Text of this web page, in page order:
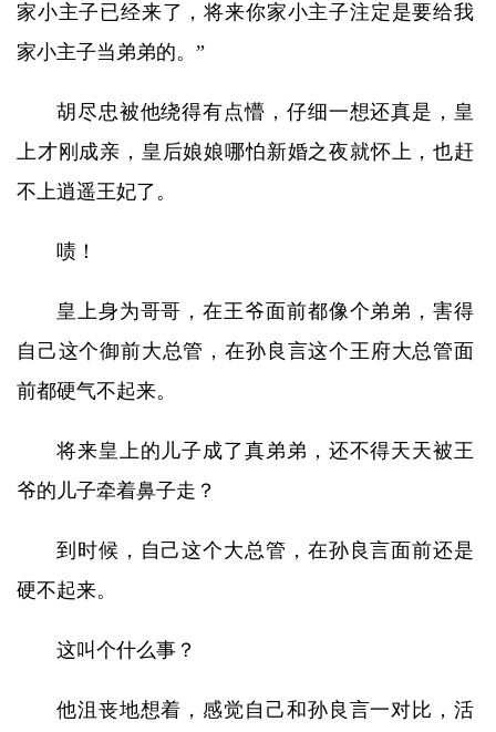
家小主子已经来了，将来你家小主子注定是要给我
家小主子当弟弟的。”
胡尽忠被他绕得有点懵，仔细一想还真是，皇
上才刚成亲，皇后娘娘哪怕新婚之夜就怀上，也赶
不上逍遥王妃了。
啧！
皇上身为哥哥，在王爷面前都像个弟弟，害得
自己这个御前大总管，在孙良言这个王府大总管面
前都硬气不起来。
将来皇上的儿子成了真弟弟，还不得天天被王
爷的儿子牵着鼻子走？
到时候，自己这个大总管，在孙良言面前还是
硬不起来。
这叫个什么事？
他沮丧地想着，感觉自己和孙良言一对比，活